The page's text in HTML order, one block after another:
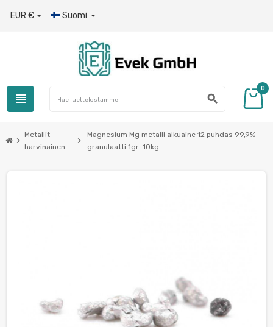
EUR € Suomi 
view_headline search
0
chevron_right
Metallit
harvinainen
chevron_right
Magnesium Mg metalli alkuaine 12 puhdas 99,9%
granulaatti 1gr-10kg